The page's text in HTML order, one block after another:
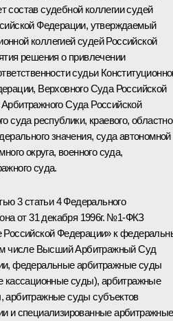
состав судебной коллегии судей
Федерации, утверждаемый
коллегией судей Российской
решения о привлечении
судьи
Верховного Суда Российской
Суда Российской
суда республики, краевого,
значения, суда автономной
округа, военного суда,
суда.
3 статьи 4 Федерального
от 31 декабря 1996г. №1-ФКЗ
Российской Федерации» к
числе Высший Арбитражный Суд
федеральные арбитражные суды
кассационные суды), арбитражные
арбитражные суды субъектов
и специализированные арбитражные